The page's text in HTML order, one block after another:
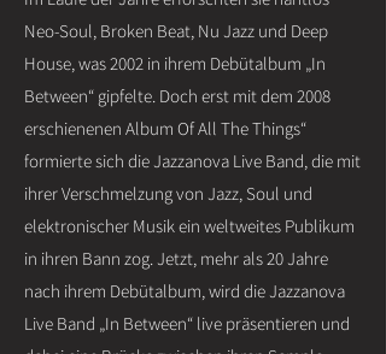
Neo-Soul, Broken Beat, Nu Jazz und Deep
House, was 2002 in ihrem Debütalbum „In
Between“ gipfelte. Doch erst mit dem 2008
erschienenen Album Of All The Things“
formierte sich die Jazzanova Live Band, die mit
ihrer Verschmelzung von Jazz, Soul und
elektronischer Musik ein weltweites Publikum
in ihren Bann zog. Jetzt, mehr als 20 Jahre
nach ihrem Debütalbum, wird die Jazzanova
Live Band „In Between“ live präsentieren und